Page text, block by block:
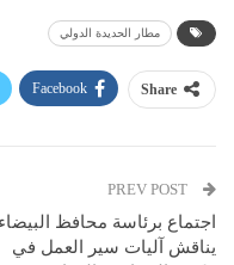
مطار الحديدة الدولي
Share
Facebook
اجتماع برئاسة محافظ البيضاء
يناقش آليات سير العمل في